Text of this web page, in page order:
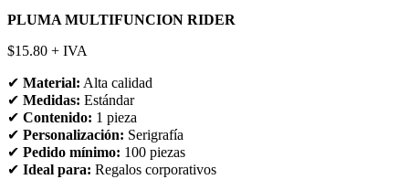
PLUMA MULTIFUNCION RIDER
$15.80 + IVA
✔ Material: Alta calidad
✔ Medidas: Estándar
✔ Contenido: 1 pieza
✔ Personalización: Serigrafía
✔ Pedido mínimo: 100 piezas
✔ Ideal para: Regalos corporativos